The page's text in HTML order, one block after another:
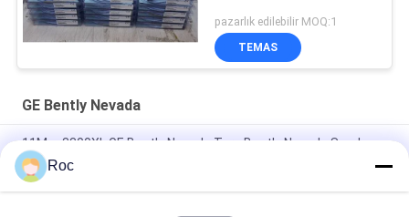
pazarlık edilebilir MOQ:1
TEMAS
GE Bently Nevada
11Mm 3300XL GE Bently Nevada Ters Bently Nevada Sonda
50 mm 3300XL Bently Nevada Yakınlık Sonda 330709-000-050-
10-02-00
Roc